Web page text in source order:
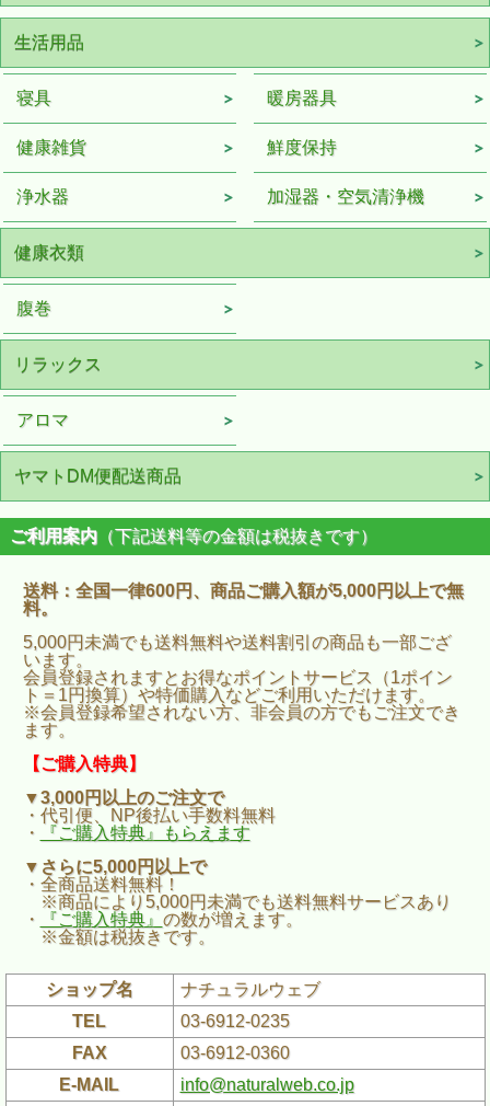
生活用品
寝具
健康雑貨
浄水器
暖房器具
鮮度保持
加湿器・空気清浄機
健康衣類
腹巻
リラックス
アロマ
ヤマトDM便配送商品
ご利用案内 （下記送料等の金額は税抜きです）
送料：全国一律600円、商品ご購入額が5,000円以上で無
料。
5,000円未満でも送料無料や送料割引の商品も一部ござ
います。
会員登録されますとお得なポイントサービス（1ポイン
ト＝1円換算）や特価購入などご利用いただけます。
※会員登録希望されない方、非会員の方でもご注文でき
ます。
【ご購入特典】
▼3,000円以上のご注文で
・代引便、NP後払い手数料無料
・
『ご購入特典』もらえます
▼さらに5,000円以上で
・全商品送料無料！
※商品により5,000円未満でも送料無料サービスあり
・
『ご購入特典』 の数が増えます。
※金額は税抜きです。
ショップ名
ナチュラルウェブ
TEL
03-6912-0235
FAX
03-6912-0360
E-MAIL
info@naturalweb.co.jp